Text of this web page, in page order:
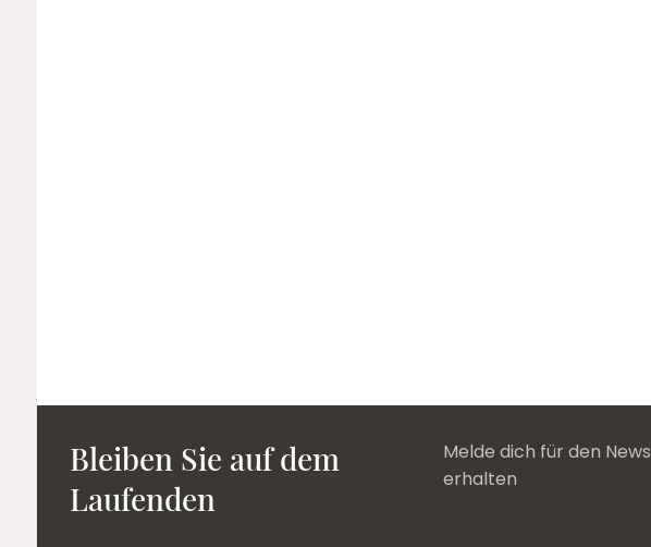
Bleiben Sie auf dem
Laufenden
Melde dich für den
erhalten